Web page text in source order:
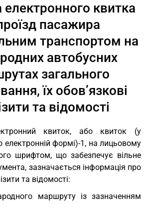
електронного квитка
пасажира
транспортом на
автобусних
загального
їх обов’язкові
та відомості
квиток, або квиток (у
електронній формі)-1, на лицьовому
шрифтом, що забезпечує вільне
зазначається інформація про
та відомості:
маршруту із зазначенням